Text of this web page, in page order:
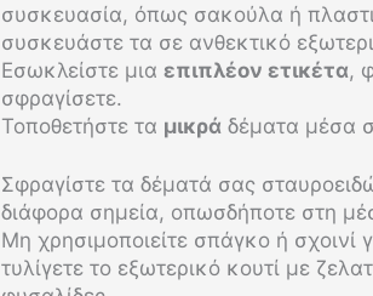
συσκευασία, όπως σακούλα ή
συσκευάστε τα σε ανθεκτικό
Εσωκλείστε μια επιπλέον ετικέτα,
σφραγίσετε.
Τοποθετήστε τα μικρά δέματα μέσα
Σφραγίστε τα δέματά σας
διάφορα σημεία, οπωσδήποτε στη
Μη χρησιμοποιείτε σπάγκο ή σχοινί
τυλίγετε το εξωτερικό κουτί με